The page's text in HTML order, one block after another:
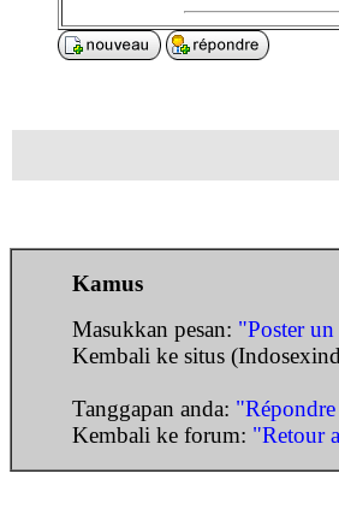
Kamus
Masukkan pesan: "Poster un
Kembali ke situs
Tanggapan anda: "Répondre
Kembali ke forum: "Retour